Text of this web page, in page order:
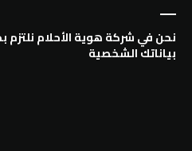
نحن في شركة هوية الأحلام
بياناتك الشخصية